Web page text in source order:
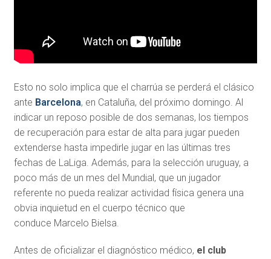
Esto no solo implica que el charrúa se perderá el clásico
ante Barcelona, en Cataluña, del próximo domingo. Al
indicar un reposo posible de dos semanas, los tiempos
de recuperación para estar de alta para jugar pueden
extenderse hasta impedirle jugar en las últimas tres
fechas de LaLiga. Además, para la selección uruguay, a
poco más de un mes del Mundial, que un jugador
referente no pueda realizar actividad física genera una
obvia inquietud en el cuerpo técnico que
conduce Marcelo Bielsa.
Antes de oficializar el diagnóstico médico, el club